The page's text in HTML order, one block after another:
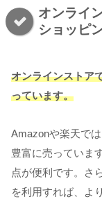
オンライ
ショッピ
オンラインストア
っています。
Amazonや楽天で
豊富に売っていま
点が便利です。さ
を利用すれば、よ